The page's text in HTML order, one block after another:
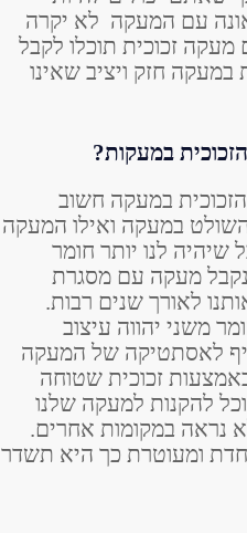
עם המעקה לא יקרה
זכוכית תוכלו לקבל
חזק ויציב שאינו
במעקות?
במעקה חשוב
במעקה ואילו המעקה
שיהיה לנו יותר חומר
מעקה עם מסגרת
לאורך שנים רבות.
משני יהווה עיצוב
לאסתטיקה של המעקה
זכוכית שטוחה
להקנות למעקה שלנו
נראה במקומות אחרים.
ומעוטרת כך היא תשדר